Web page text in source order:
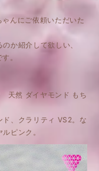
んにご依頼いただいた
か紹介して欲しい、
。
然 ダイヤモンド もち
、クラリティ VS2。な
ピンク。